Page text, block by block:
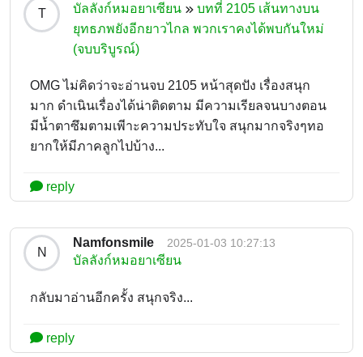
T บัลลังก์หมอยาเซียน
บทที่ 2105 เส้นทางบน
ยุทธภพยังอีกยาวไกล พวกเราคงได้พบกันใหม่
(จบบริบูรณ์)
OMG ไม่คิดว่าจะอ่านจบ 2105 หน้าสุดปัง เรื่องสนุก
มาก ดำเนินเรื่องได้น่าติดตาม มีความเรียลจนบางตอน
มีน้ำตาซึมตามเพีาะความประทับใจ สนุกมากจริงๆทอ
ยากให้มีภาคลูกไปบ้าง...
reply
N
Namfonsmile 2025-01-03 10:27:13
บัลลังก์หมอยาเซียน
กลับมาอ่านอีกครั้ง สนุกจริง...
reply